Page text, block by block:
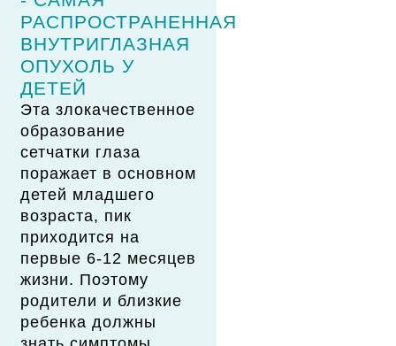
РАСПРОСТРАНЕННАЯ
ВНУТРИГЛАЗНАЯ
ОПУХОЛЬ У
ДЕТЕЙ
Эта злокачественное
образование
сетчатки глаза
поражает в основном
детей младшего
возраста, пик
приходится на
первые 6-12 месяцев
жизни. Поэтому
родители и близкие
ребенка должны